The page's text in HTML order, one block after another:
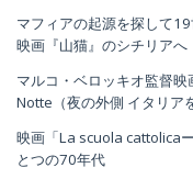
マフィアの起源を探して
映画『山猫』のシチリアへ
マルコ・ベロッキオ監督
Notte（夜の外側 イタリア
映画「La scuola cattolica
とつの70年代